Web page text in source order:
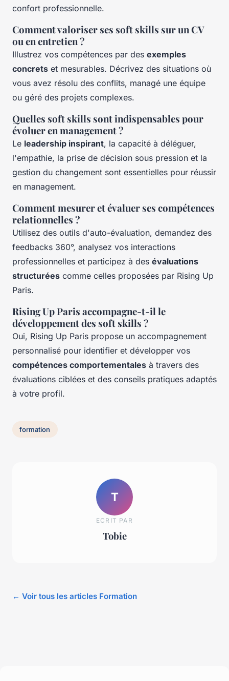
confort professionnelle.
Comment valoriser ses soft skills sur un CV
ou en entretien ?
Illustrez vos compétences par des exemples
concrets et mesurables. Décrivez des situations où
vous avez résolu des conflits, managé une équipe
ou géré des projets complexes.
Quelles soft skills sont indispensables pour
évoluer en management ?
Le leadership inspirant, la capacité à déléguer,
l'empathie, la prise de décision sous pression et la
gestion du changement sont essentielles pour réussir
en management.
Comment mesurer et évaluer ses compétences
relationnelles ?
Utilisez des outils d'auto-évaluation, demandez des
feedbacks 360°, analysez vos interactions
professionnelles et participez à des évaluations
structurées comme celles proposées par Rising Up
Paris.
Rising Up Paris accompagne-t-il le
développement des soft skills ?
Oui, Rising Up Paris propose un accompagnement
personnalisé pour identifier et développer vos
compétences comportementales à travers des
évaluations ciblées et des conseils pratiques adaptés
à votre profil.
formation
T
ECRIT PAR
Tobie
← Voir tous les articles Formation